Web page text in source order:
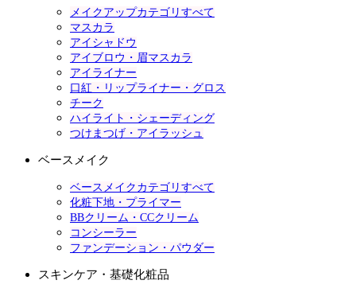
メイクアップカテゴリすべて
マスカラ
アイシャドウ
アイブロウ・眉マスカラ
アイライナー
口紅・リップライナー・グロス
チーク
ハイライト・シェーディング
つけまつげ・アイラッシュ
ベースメイク
ベースメイクカテゴリすべて
化粧下地・プライマー
BBクリーム・CCクリーム
コンシーラー
ファンデーション・パウダー
スキンケア・基礎化粧品